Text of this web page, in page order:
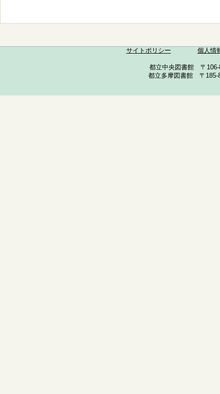
サイトポリシー 個人情
都立中央図書館 〒
都立多摩図書館 〒185-